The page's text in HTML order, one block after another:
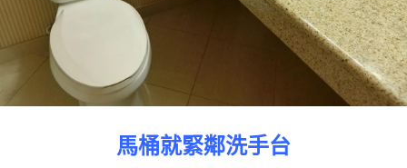
馬桶就緊鄰洗手台